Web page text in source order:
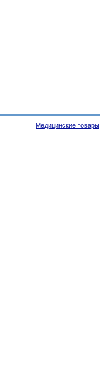
Медицинские товары